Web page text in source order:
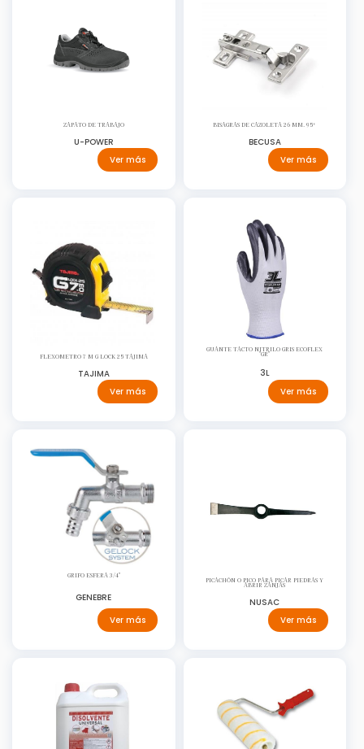
ZAPATO DE TRABAJO
U-POWER
Ver más
BISAGRAS DE CAZOLETA 26 MM. 95º
BECUSA
Ver más
FLEXOMETRO 7 M G LOCK 25 TAJIMA
TAJIMA
Ver más
GUANTE TACTO NITRILO GRIS ECOFLEX
"GR"
3L
Ver más
GRIFO ESFERA 3/4"
GENEBRE
Ver más
PICACHÓN O PICO PARA PICAR PIEDRAS Y
ABRIR ZANJAS
NUSAC
Ver más